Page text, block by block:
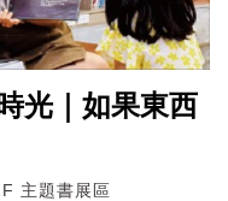
光｜如果東西
主題書展區